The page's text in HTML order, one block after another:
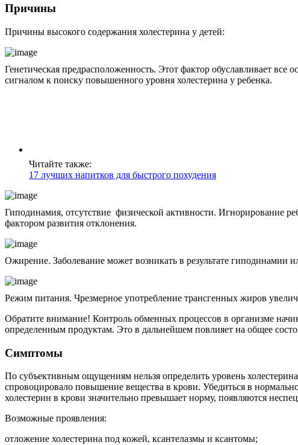
Причины
Причины высокого содержания холестерина у детей:
Генетическая предрасположенность. Этот фактор обуславливает
сигналом к поиску повышенного уровня холестерина у ребенка.
Читайте также:
17 лучших напитков для быстрого похудения
Гиподинамия, отсутствие физической активности. Игнорирование
фактором развития отклонения.
Ожирение. Заболевание может возникать в результате гиподинамии
Режим питания. Чрезмерное употребление трансгенных жиров
Обратите внимание! Контроль обменных процессов в организме
определенным продуктам. Это в дальнейшем повлияет на общее
Симптомы
По субъективным ощущениям нельзя определить уровень
спровоцировало повышение вещества в крови. Убедиться в
холестерин в крови значительно превышает норму, появляются
Возможные проявления:
отложение холестерина под кожей, ксантелазмы и ксантомы;